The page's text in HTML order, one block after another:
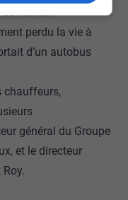
de Nathan
perdu la vie à
d’un autobus
chauffeurs,
général du Groupe
et le directeur